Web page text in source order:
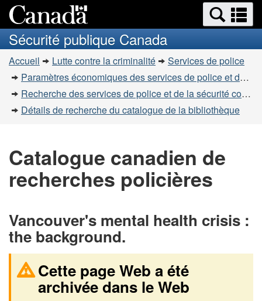
au
contenu
principal
à
la
version
HTML
simplifiée
Recherche
et
menus
et
Sécurité publique Canada
Vous
êtes
ici
Accueil Lutte contre la criminalité
Services de police
Paramètres économiques des services de police et de la sécurité communautaire
Recherche des services de police et de la sécurité communautaire
Détails de recherche du catalogue de la bibliothèque
Catalogue canadien de
recherches policières
Vancouver's mental health crisis :
the background.
Cette page Web a été
archivée dans le Web